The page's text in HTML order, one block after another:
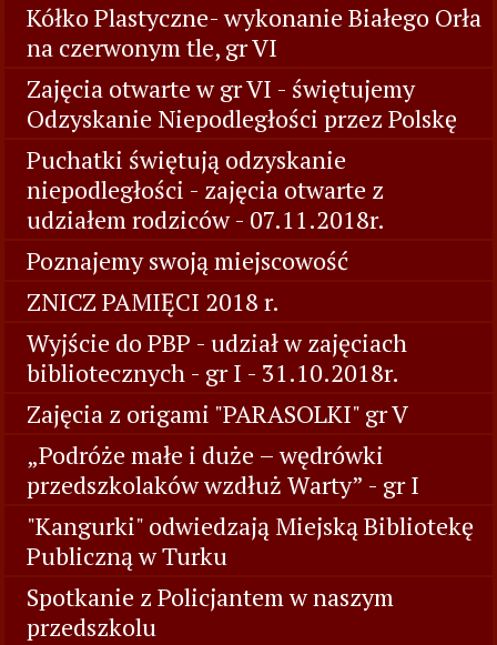
Kółko Plastyczne- wykonanie Białego Orła
na czerwonym tle, gr VI
Zajęcia otwarte w gr VI - świętujemy
Odzyskanie Niepodległości przez Polskę
Puchatki świętują odzyskanie
niepodległości - zajęcia otwarte z
udziałem rodziców - 07.11.2018r.
Poznajemy swoją miejscowość
ZNICZ PAMIĘCI 2018 r.
Wyjście do PBP - udział w zajęciach
bibliotecznych - gr I - 31.10.2018r.
Zajęcia z origami "PARASOLKI" gr V
„Podróże małe i duże – wędrówki
przedszkolaków wzdłuż Warty” - gr I
"Kangurki" odwiedzają Miejską Bibliotekę
Publiczną w Turku
Spotkanie z Policjantem w naszym
przedszkolu